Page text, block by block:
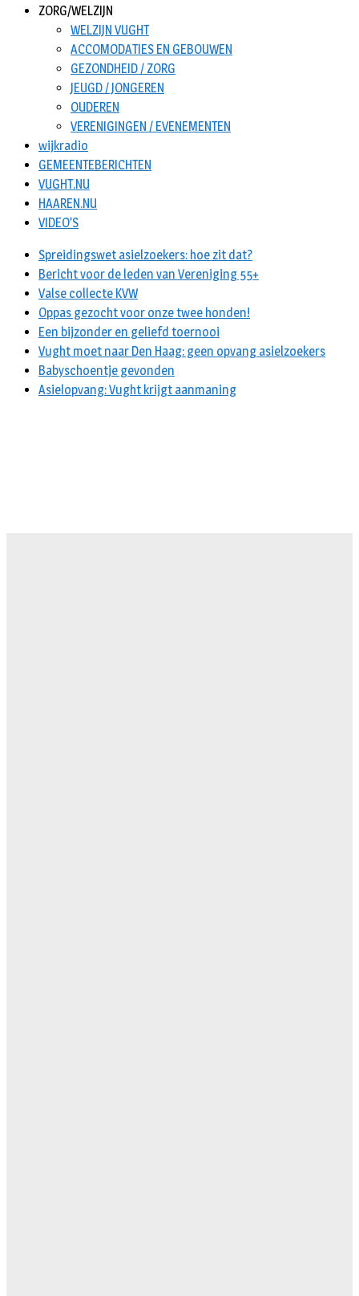
ZORG/WELZIJN
WELZIJN VUGHT
ACCOMODATIES EN GEBOUWEN
GEZONDHEID / ZORG
JEUGD / JONGEREN
OUDEREN
VERENIGINGEN / EVENEMENTEN
wijkradio
GEMEENTEBERICHTEN
VUGHT.NU
HAAREN.NU
VIDEO’S
Spreidingswet asielzoekers: hoe zit dat?
Bericht voor de leden van Vereniging 55+
Valse collecte KVW
Oppas gezocht voor onze twee honden!
Een bijzonder en geliefd toernooi
Vught moet naar Den Haag: geen opvang asielzoekers
Babyschoentje gevonden
Asielopvang: Vught krijgt aanmaning